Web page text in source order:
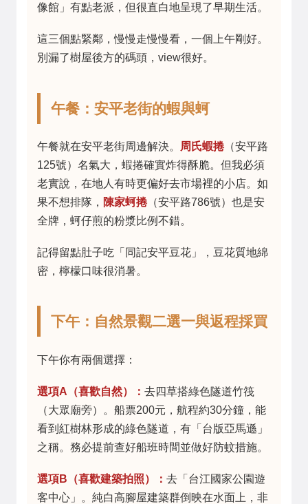
像館」有點老派，但很直白地呈現了早期生活。
這三個點緊鄰，慢慢走慢慢看，一個上午剛好。
別漏了樹屋後方的碼頭，view很好。
午餐：安平老街的蝦與蚵
午餐就在安平老街周邊解決。 周氏蝦捲 （安平路
125號）名氣大，蝦捲確實炸得酥脆。但我必須
老實說，在地人有時更偏好去市場裡的小店。如
果不想排隊， 陳家蚵捲 （安平路786號）也是安
全牌，蚵仔煎的粉漿比例不錯。
記得留點肚子吃「同記安平豆花」，豆花質地綿
密，檸檬口味很消暑。
下午：自然景觀二選一與返程採買
下午你有兩個選擇：
選項A（喜歡自然）： 去四草搭綠色隧道竹筏
（大眾廟旁）。船票200元，航程約30分鐘，能
看到紅樹林形成的綠色隧道，有「台版亞馬遜」
之稱。務必提前查好船班時間並做好防蚊措施。
選項B（喜歡建築拍照）： 去「台江國家公園遊
客中心」。純白高腳屋建築群倒映在水面上，非